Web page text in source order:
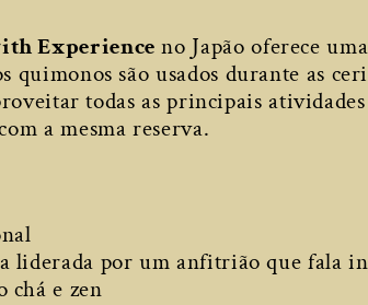
Experience no Japão oferece
quimonos são usados durante as
todas as principais
a mesma reserva.
liderada por um anfitrião que fala
chá e zen